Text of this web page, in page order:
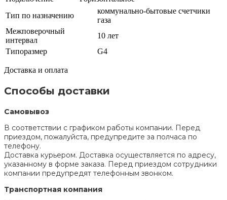
Тип по назначению
коммунально-бытовые счетчики
газа
Межповерочный
интервал
10 лет
Типоразмер
G4
Доставка и оплата
Способы доставки
Самовывоз
В соответствии с графиком работы компании. Перед
приездом, пожалуйста, предупредите за полчаса по
телефону.
Доставка курьером. Доставка осуществляется по адресу,
указанному в форме заказа. Перед приездом сотрудники
компании предупредят телефонным звонком.
Транспортная компания